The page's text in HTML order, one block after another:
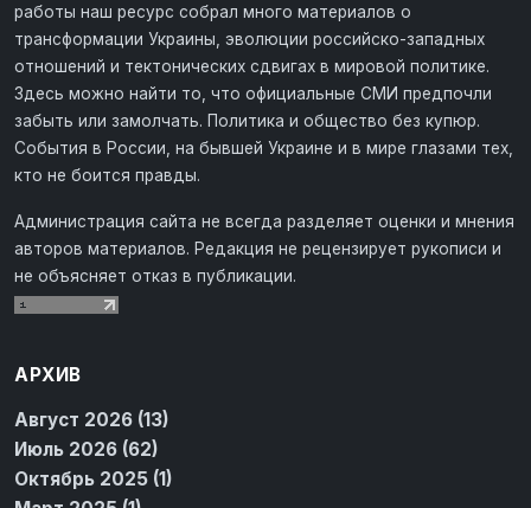
работы наш ресурс собрал много материалов о
трансформации Украины, эволюции российско-западных
отношений и тектонических сдвигах в мировой политике.
Здесь можно найти то, что официальные СМИ предпочли
забыть или замолчать. Политика и общество без купюр.
События в России, на бывшей Украине и в мире глазами тех,
кто не боится правды.
Администрация сайта не всегда разделяет оценки и мнения
авторов материалов. Редакция не рецензирует рукописи и
не объясняет отказ в публикации.
АРХИВ
Август 2026 (13)
Июль 2026 (62)
Октябрь 2025 (1)